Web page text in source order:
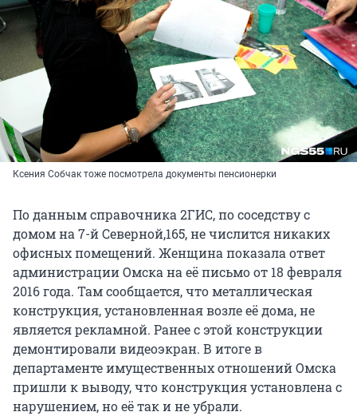
Ксения Собчак тоже посмотрела документы пенсионерки
По данным справочника 2ГИС, по соседству с
домом на 7-й Северной,165, не числится никаких
офисных помещений. Женщина показала ответ
администрации Омска на её письмо от 18 февраля
2016 года. Там сообщается, что металлическая
конструкция, установленная возле её дома, не
является рекламной. Ранее с этой конструкции
демонтировали видеоэкран. В итоге в
департаменте имущественных отношений Омска
пришли к выводу, что конструкция установлена с
нарушением, но её так и не убрали.